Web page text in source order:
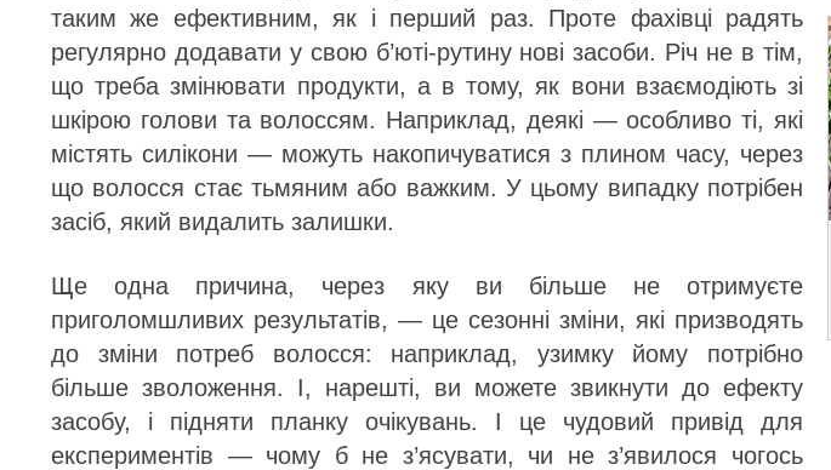
таким же ефективним, як і перший раз. Проте фахівці радять
регулярно додавати у свою б’юті-рутину нові засоби. Річ не в тім,
що треба змінювати продукти, а в тому, як вони взаємодіють зі
шкірою голови та волоссям. Наприклад, деякі — особливо ті, які
містять силікони — можуть накопичуватися з плином часу, через
що волосся стає тьмяним або важким. У цьому випадку потрібен
засіб, який видалить залишки.
Ще одна причина, через яку ви більше не отримуєте
приголомшливих результатів, — це сезонні зміни, які призводять
до зміни потреб волосся: наприклад, узимку йому потрібно
більше зволоження. І, нарешті, ви можете звикнути до ефекту
засобу, і підняти планку очікувань. І це чудовий привід для
експериментів — чому б не з’ясувати, чи не з’явилося чогось